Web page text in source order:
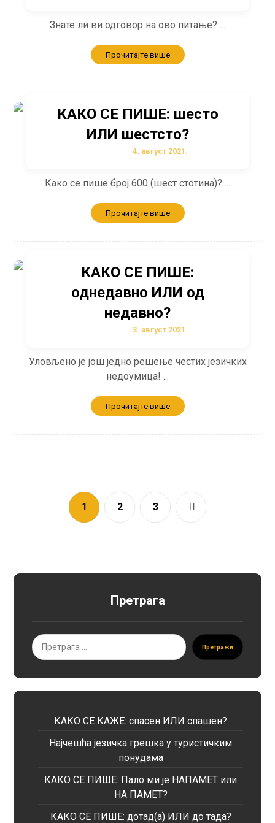
Знате ли ви одговор на ово питање? ...
Прочитајте више
КАКО СЕ ПИШЕ: шесто
ИЛИ шестсто?
4. август 2021.
Како се пише број 600 (шест стотина)? ...
Прочитајте више
КАКО СЕ ПИШЕ:
однедавно ИЛИ од
недавно?
3. август 2021.
Уловљено је још једно решење честих језичких
недоумица! ...
Прочитајте више
1 2 3
Претрага
Претражи
КАКО СЕ КАЖЕ: спасен ИЛИ спашен?
Најчешћа језичка грешка у туристичким
понудама
КАКО СЕ ПИШЕ: Пало ми је НАПАМЕТ или
НА ПАМЕТ?
КАКО СЕ ПИШЕ: дотад(а) ИЛИ до тада?